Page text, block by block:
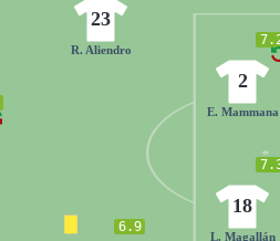
18
L. Magallán
2
E. Mammana
6.9
23
R. Aliendro